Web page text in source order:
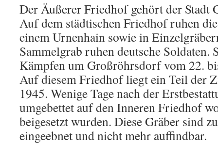
Der Äußerer Friedhof gehört der Stadt
Auf dem städtischen Friedhof ruhen
einem Urnenhain sowie in
Sammelgrab ruhen deutsche Soldaten.
Kämpfen um Großröhrsdorf vom 22.
Auf diesem Friedhof liegt ein Teil der
1945. Wenige Tage nach der
umgebettet auf den Inneren Friedhof
beigesetzt wurden. Diese Gräber sind
eingeebnet und nicht mehr auffindbar.